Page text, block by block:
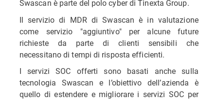
Swascan è parte del polo cyber di Tinexta Group.
Il servizio di MDR di Swascan è in valutazione
come servizio "aggiuntivo" per alcune future
richieste da parte di clienti sensibili che
necessitano di tempi di risposta efficienti.
I servizi SOC offerti sono basati anche sulla
tecnologia Swascan e l’obiettivo dell’azienda è
quello di estendere e migliorare i servizi SOC per